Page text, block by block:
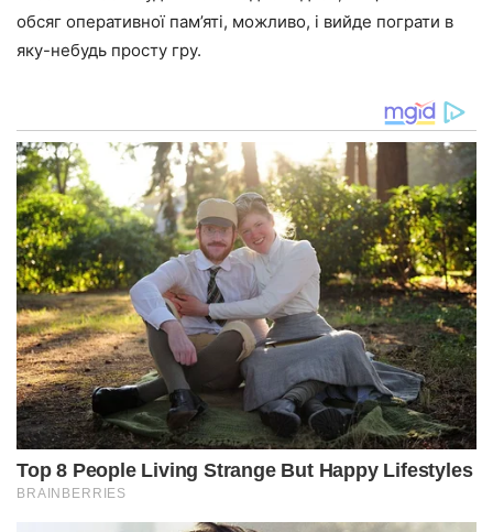
обсяг оперативної пам’яті, можливо, і вийде пограти в
яку-небудь просту гру.